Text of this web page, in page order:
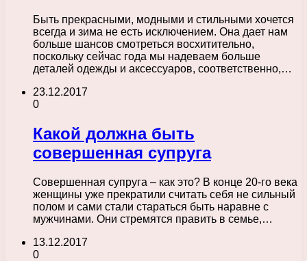
Быть прекрасными, модными и стильными хочется
всегда и зима не есть исключением. Она дает нам
больше шансов смотреться восхитительно,
поскольку сейчас года мы надеваем больше
деталей одежды и аксессуаров, соответственно,…
23.12.2017
0
Какой должна быть
совершенная супруга
Совершенная супруга – как это? В конце 20-го века
женщины уже прекратили считать себя не сильный
полом и сами стали стараться быть наравне с
мужчинами. Они стремятся править в семье,…
13.12.2017
0